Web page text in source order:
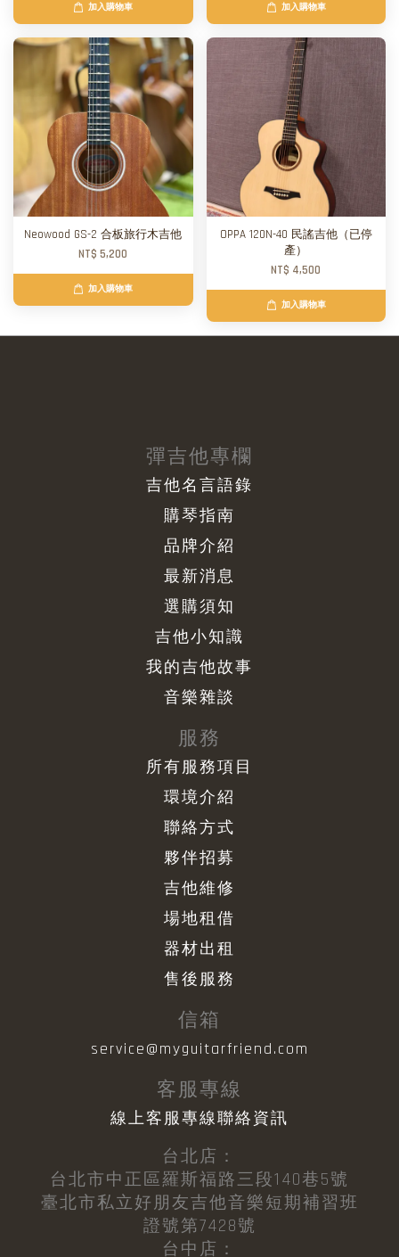
加入購物車 加入購物車
Neowood GS-2 合板旅行木吉他
NT$ 5,200
加入購物車
OPPA 120N-40 民謠吉他（已停
產）
NT$ 4,500
加入購物車
彈吉他專欄
吉他名言語錄
購琴指南
品牌介紹
最新消息
選購須知
吉他小知識
我的吉他故事
音樂雜談
服務
所有服務項目
環境介紹
聯絡方式
夥伴招募
吉他維修
場地租借
器材出租
售後服務
信箱
service@myguitarfriend.com
客服專線
線上客服專線聯絡資訊
台北店：
台北市中正區羅斯福路三段140巷5號
臺北市私立好朋友吉他音樂短期補習班
證號第7428號
台中店：